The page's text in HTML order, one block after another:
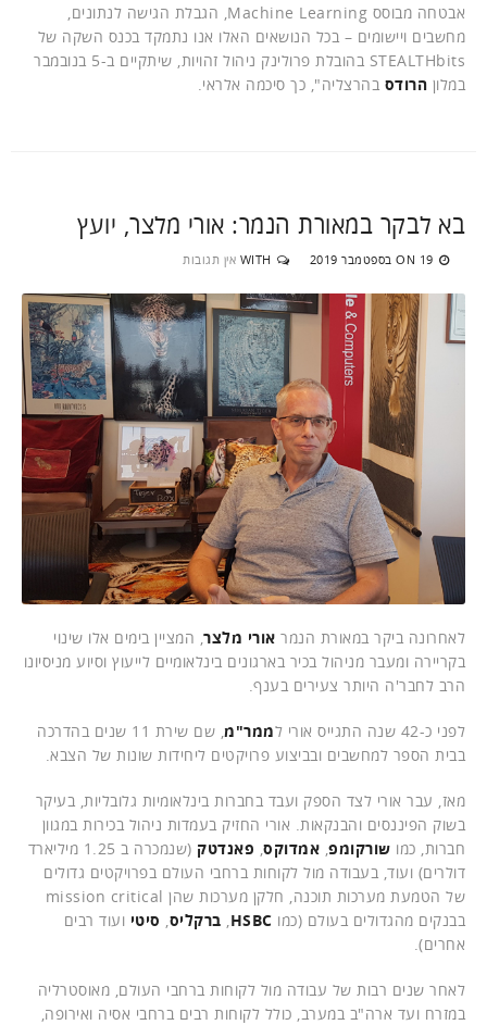
אבטחה מבוסס Machine Learning, הגבלת הגישה לנתונים,
מחשבים ויישומים – בכל הנושאים האלו אנו נתמקד בכנס השקה של
STEALTHbits בהובלת פרולינק ניהול זהויות, שיתקיים ב-5 בנובמבר
במלון הרודס בהרצליה", כך סיכמה אלראי.
בא לבקר במאורת הנמר: אורי מלצר, יועץ
ON 19 בספטמבר 2019 WITH אין תגובות
לאחרונה ביקר במאורת הנמר אורי מלצר , המציין בימים אלו שינוי
בקריירה ומעבר מניהול בכיר בארגונים בינלאומיים לייעוץ וסיוע מניסיונו
הרב לחבר'ה היותר צעירים בענף.
לפני כ-42 שנה התגייס אורי ל ממר"מ
, שם שירת 11 שנים בהדרכה
בבית הספר למחשבים ובביצוע פרויקטים ליחידות שונות של הצבא.
מאז, עבר אורי לצד הספק ועבד בחברות בינלאומיות גלובליות, בעיקר
בשוק הפיננסים והבנקאות. אורי החזיק בעמדות ניהול בכירות במגוון
חברות, כמו שורקומפ אמדוקס פאנדטק
(שנמכרה ב 1.25 מיליארד
דולרים) ועוד, בעבודה מול לקוחות ברחבי העולם בפרויקטים גדולים
של הטמעת מערכות תוכנה, חלקן מערכות שהן mission critical
בבנקים מהגדולים בעולם (כמו HSBC ברקליס סיטי ועוד רבים
אחרים).
לאחר שנים רבות של עבודה מול לקוחות ברחבי העולם, מאוסטרליה
במזרח ועד ארה"ב במערב, כולל לקוחות רבים ברחבי אסיה ואירופה,